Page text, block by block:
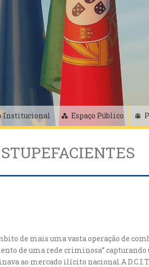
Institucional Espaço Público
de mais uma vasta operação de
de uma rede criminosa”
ao mercado ilícito nacional.A